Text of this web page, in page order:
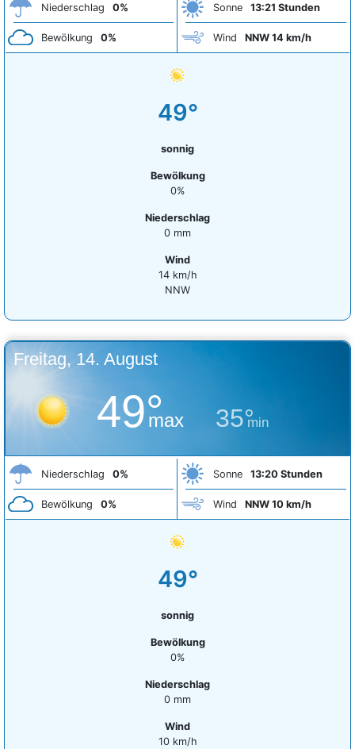
Niederschlag 0%
Bewölkung 0%
Sonne 13:21 Stunden
Wind NNW 14 km/h
49°
sonnig
Bewölkung
0%
Niederschlag
0 mm
Wind
14 km/h
NNW
Freitag, 14. August
49°
max 35°
min
Niederschlag 0%
Bewölkung 0%
Sonne 13:20 Stunden
Wind NNW 10 km/h
49°
sonnig
Bewölkung
0%
Niederschlag
0 mm
Wind
10 km/h